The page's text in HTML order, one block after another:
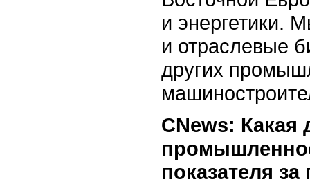
и энергетики.
и отраслевые
других
CNews: Какая
показателя